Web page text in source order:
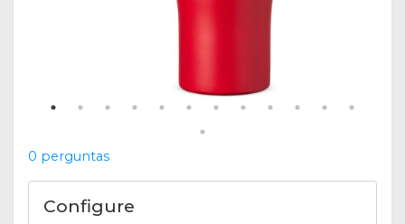
0 perguntas
Configure